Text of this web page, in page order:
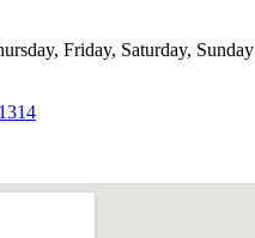
Friday, Saturday, Sunday